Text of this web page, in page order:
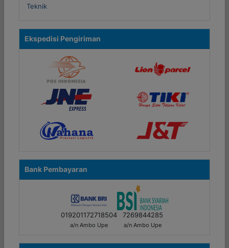
Teknik
Ekspedisi Pengiriman
Bank Pembayaran
019201172718504
a/n Ambo Upe
7269844285
a/n Ambo Upe